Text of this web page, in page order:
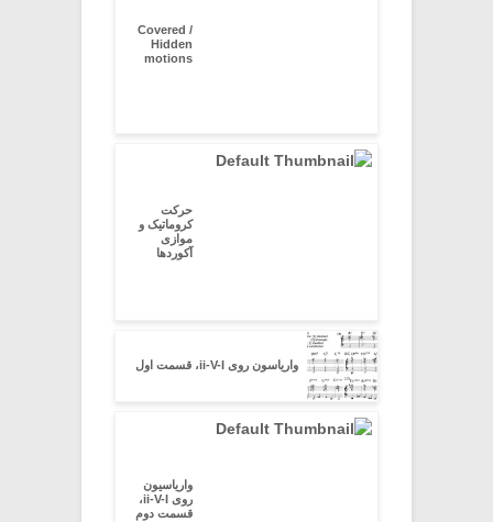
Covered /
Hidden
motions
حرکت
کروماتیک و
موازی
آکوردها
واریاسون روی ii-V-I، قسمت اول
واریاسیون
روی ii-V-I،
قسمت دوم